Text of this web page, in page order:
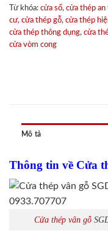
Từ khóa: cửa sổ, cửa thép an
cư, cửa thép gỗ, cửa thép
cửa thép thông dụng, cửa
cửa vòm cong
Mô tả
Thông tin về Cửa
Cửa thép vân gỗ